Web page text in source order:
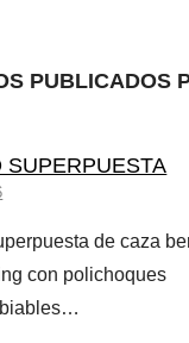
PUBLICADOS
SUPERPUESTA
de caza
con polichoques